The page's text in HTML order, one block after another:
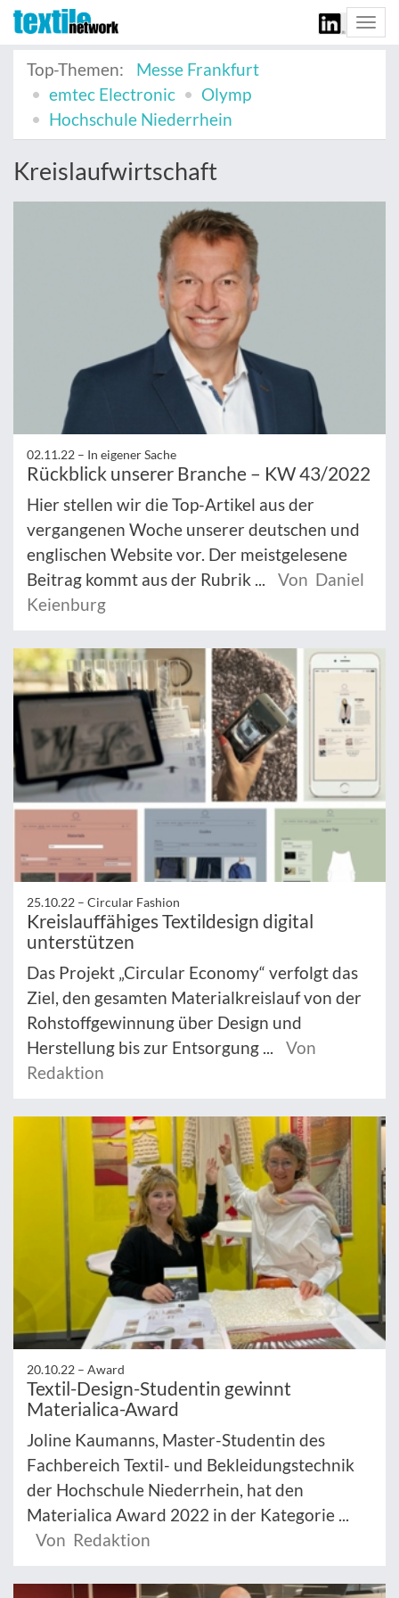
Top-Themen:
Messe Frankfurt
emtec Electronic
Olymp
Hochschule Niederrhein
Kreislaufwirtschaft
02.11.22 – In eigener Sache
Rückblick unserer Branche – KW 43/2022
Hier stellen wir die Top-Artikel aus der
vergangenen Woche unserer deutschen und
englischen Website vor. Der meistgelesene
Beitrag kommt aus der Rubrik ...
Von Daniel
Keienburg
25.10.22 – Circular Fashion
Kreislauffähiges Textildesign digital
unterstützen
Das Projekt „Circular Economy“ verfolgt das
Ziel, den gesamten Materialkreislauf von der
Rohstoffgewinnung über Design und
Herstellung bis zur Entsorgung ...
Von
Redaktion
20.10.22 – Award
Textil-Design-Studentin gewinnt
Materialica-Award
Joline Kaumanns, Master-Studentin des
Fachbereich Textil- und Bekleidungstechnik
der Hochschule Niederrhein, hat den
Materialica Award 2022 in der Kategorie ...
Von Redaktion